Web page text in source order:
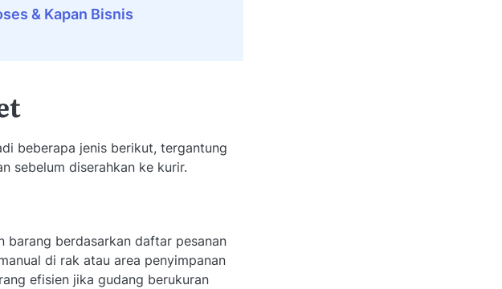
& Kapan Bisnis
beberapa jenis berikut, tergantung
sebelum diserahkan ke kurir.
barang berdasarkan daftar pesanan
di rak atau area penyimpanan
efisien jika gudang berukuran